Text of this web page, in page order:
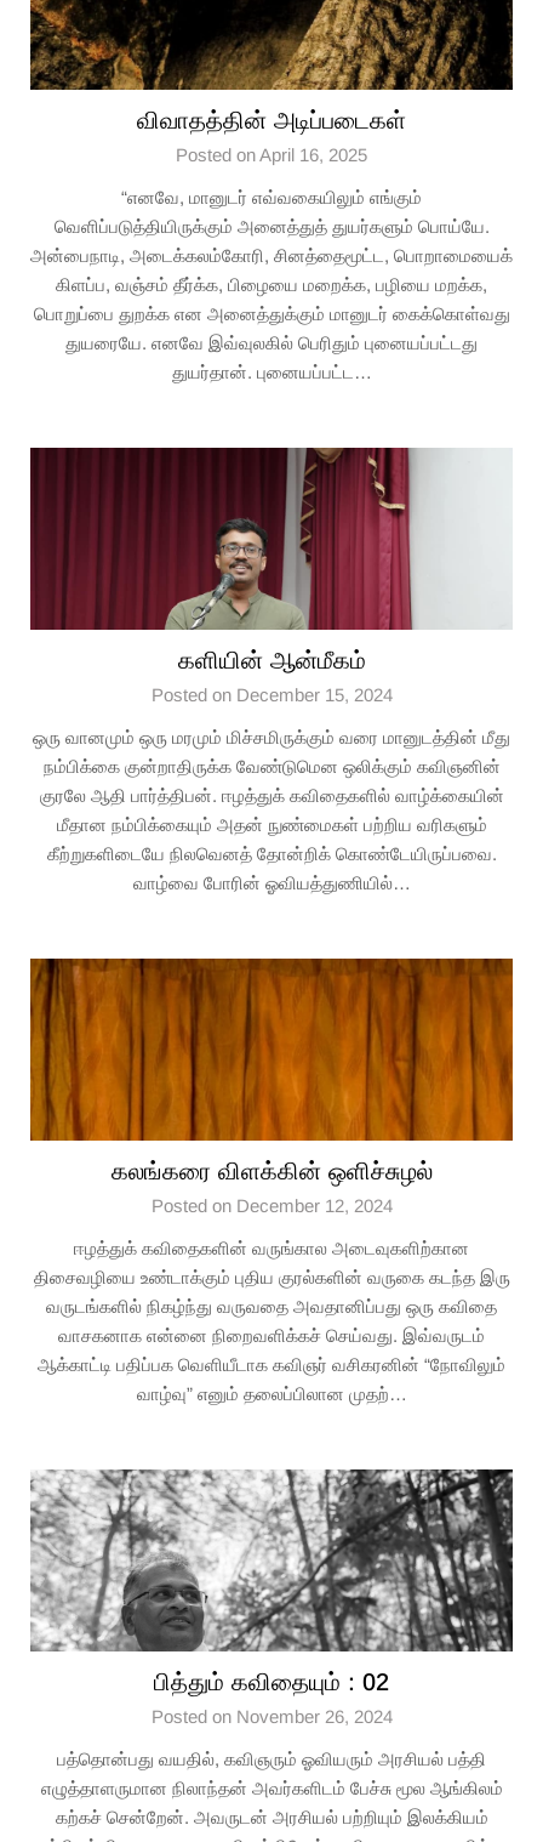
விவாதத்தின் அடிப்படைகள்
Posted on April 16, 2025
“எனவே, மானுடர் எவ்வகையிலும் எங்கும்
வெளிப்படுத்தியிருக்கும் அனைத்துத் துயர்களும் பொய்யே.
அன்பைநாடி, அடைக்கலம்கோரி, சினத்தைமூட்ட, பொறாமையைக்
கிளப்ப, வஞ்சம் தீர்க்க, பிழையை மறைக்க, பழியை மறக்க,
பொறுப்பை துறக்க என அனைத்துக்கும் மானுடர் கைக்கொள்வது
துயரையே. எனவே இவ்வுலகில் பெரிதும் புனையப்பட்டது
துயர்தான். புனையப்பட்ட…
களியின் ஆன்மீகம்
Posted on December 15, 2024
ஒரு வானமும் ஒரு மரமும் மிச்சமிருக்கும் வரை மானுடத்தின் மீது
நம்பிக்கை குன்றாதிருக்க வேண்டுமென ஒலிக்கும் கவிஞனின்
குரலே ஆதி பார்த்திபன். ஈழத்துக் கவிதைகளில் வாழ்க்கையின்
மீதான நம்பிக்கையும் அதன் நுண்மைகள் பற்றிய வரிகளும்
கீற்றுகளிடையே நிலவெனத் தோன்றிக் கொண்டேயிருப்பவை.
வாழ்வை போரின் ஓவியத்துணியில்…
கலங்கரை விளக்கின் ஒளிச்சுழல்
Posted on December 12, 2024
ஈழத்துக் கவிதைகளின் வருங்கால அடைவுகளிற்கான
திசைவழியை உண்டாக்கும் புதிய குரல்களின் வருகை கடந்த இரு
வருடங்களில் நிகழ்ந்து வருவதை அவதானிப்பது ஒரு கவிதை
வாசகனாக என்னை நிறைவளிக்கச் செய்வது. இவ்வருடம்
ஆக்காட்டி பதிப்பக வெளியீடாக கவிஞர் வசிகரனின் “நோவிலும்
வாழ்வு” எனும் தலைப்பிலான முதற்…
பித்தும் கவிதையும் : 02
Posted on November 26, 2024
பத்தொன்பது வயதில், கவிஞரும் ஓவியரும் அரசியல் பத்தி
எழுத்தாளருமான நிலாந்தன் அவர்களிடம் பேச்சு மூல ஆங்கிலம்
கற்கச் சென்றேன். அவருடன் அரசியல் பற்றியும் இலக்கியம்